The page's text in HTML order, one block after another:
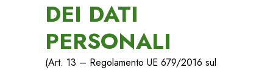
DEI DATI
PERSONALI
(Art. 13 – Regolamento UE 679/2016 sul